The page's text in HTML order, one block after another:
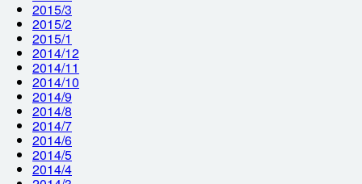
2015/3
2015/2
2015/1
2014/12
2014/11
2014/10
2014/9
2014/8
2014/7
2014/6
2014/5
2014/4